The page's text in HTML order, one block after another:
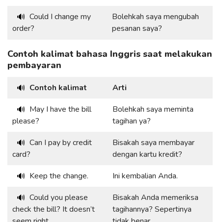
🔊 Could I change my
order?
Bolehkah saya mengubah
pesanan saya?
Contoh kalimat bahasa Inggris saat melakukan
pembayaran
🔊 Contoh kalimat Arti
🔊 May I have the bill
please?
Bolehkah saya meminta
tagihan ya?
🔊 Can I pay by credit
card?
Bisakah saya membayar
dengan kartu kredit?
🔊 Keep the change. Ini kembalian Anda.
🔊 Could you please
check the bill? It doesn’t
Bisakah Anda memeriksa
tagihannya? Sepertinya